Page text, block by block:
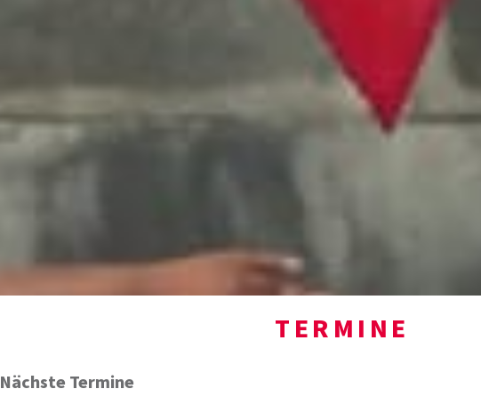
TERMINE
Nächste Termine